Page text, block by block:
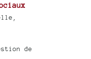
de